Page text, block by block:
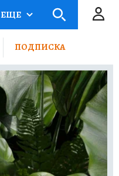
ЕЩЕ
ПОДПИСКА